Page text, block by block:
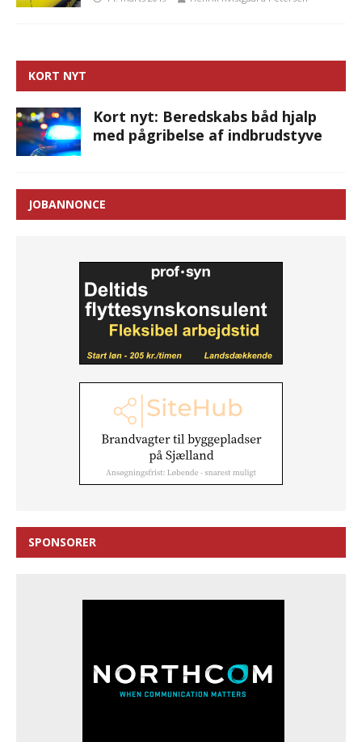
KORT NYT
Kort nyt: Beredskabs båd hjalp
med pågribelse af indbrudstyve
JOBANNONCE
SPONSORER